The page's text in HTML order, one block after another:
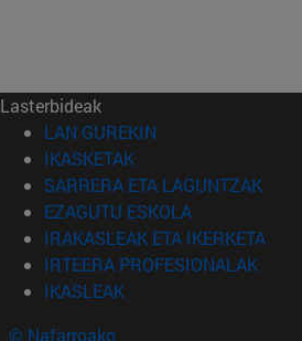
Lasterbideak
LAN GUREKIN (Beste leiho
IKASKETAK(Beste leiho batean
SARRERA ETA LAGUNTZAK
EZAGUTU ESKOLA(Beste leiho
IRAKASLEAK ETA IKERKETA
IRTEERA PROFESIONALAK
IKASLEAK(Beste leiho batean
© Nafarroako